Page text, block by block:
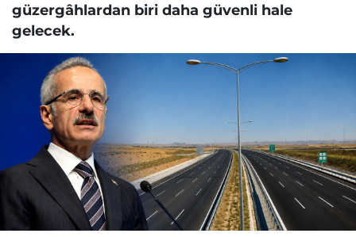
güzergâhlardan biri daha güvenli hale
gelecek.